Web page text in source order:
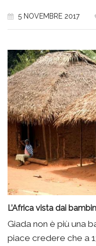
5 NOVEMBRE 2017
L’Africa vista dai
Giada non è più una
piace credere che a